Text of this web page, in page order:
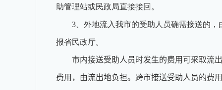
助管理站或民政局直接接回。
3、外地流入我市的受助人员确需接送的
报省民政厅。
市内接送受助人员时发生的费用可采取流
费用，由流出地负担。跨市接送受助人员的费